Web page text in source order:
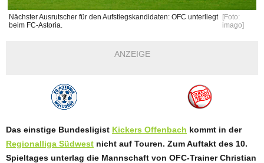
Nächster Ausrutscher für den Aufstiegskandidaten: OFC unterliegt
beim FC-Astoria.
[Foto:
imago]
ANZEIGE
Das einstige Bundesligist Kickers Offenbach kommt in der
Regionalliga Südwest nicht auf Touren. Zum Auftakt des 10.
Spieltages unterlag die Mannschaft von OFC-Trainer Christian